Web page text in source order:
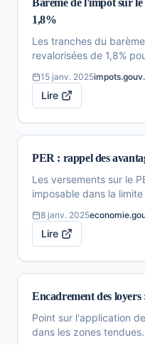
Barème de l'impôt sur
1,8%
Les tranches du
revalorisées de 1,8%
15 janv. 2025
Lire
PER : rappel des
Les versements sur le
imposable dans la
8 janv. 2025
Lire
Encadrement des loyers
Point sur l'application
dans les zones tendues.